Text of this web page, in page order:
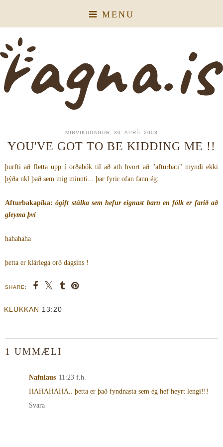
MENU
MIÐVIKUDAGUR, 30. APRÍL 2008
YOU'VE GOT TO BE KIDDING ME !!
þurfti að fletta upp í orðabók til að ath hvort að "afturbati" myndi ekki
þýða nkl það sem mig minnti... þar fyrir ofan fann ég:
Afturbakapíka:ógift stúlka sem hefur eignast barn en fólk er farið að
gleyma því
hahahaha
þetta er klárlega orð dagsins !
SHARE:
KLUKKAN 13:20
1 UMMÆLI
Nafnlaus 11:23 f.h.
HAHAHAHA.. þetta er það fyndnasta sem ég hef heyrt lengi!!!
Svara